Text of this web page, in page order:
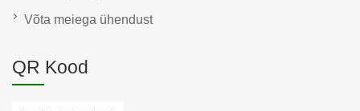
Võta meiega ühendust
QR Kood